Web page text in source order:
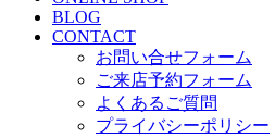
BLOG
CONTACT
お問い合せフォーム
ご来店予約フォーム
よくあるご質問
プライバシーポリシー